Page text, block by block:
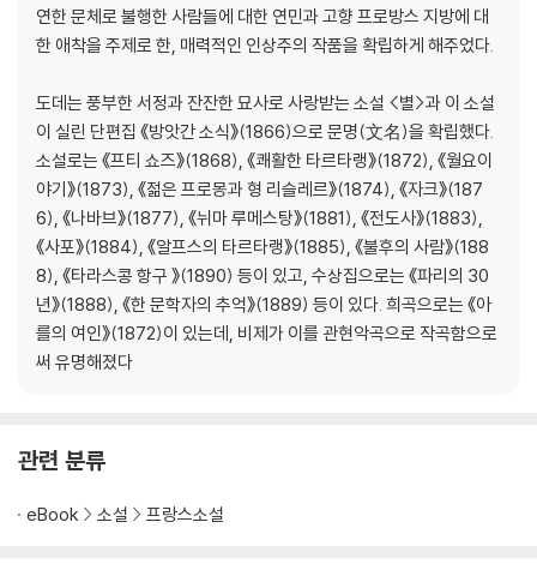
연한 문체로 불행한 사람들에 대한 연민과 고향 프로방스 지방에 대
한 애착을 주제로 한, 매력적인 인상주의 작품을 확립하게 해주었다.
도데는 풍부한 서정과 잔잔한 묘사로 사랑받는 소설 <별>과 이 소설
이 실린 단편집 《방앗간 소식》(1866)으로 문명(文名)을 확립했다.
소설로는 《프티 쇼즈》(1868), 《쾌활한 타르타랭》(1872), 《월요이
야기》(1873), 《젊은 프로몽과 형 리슬레르》(1874), 《자크》(187
6), 《나바브》(1877), 《뉘마 루메스탕》(1881), 《전도사》(1883),
《사포》(1884), 《알프스의 타르타랭》(1885), 《불후의 사람》(188
8), 《타라스콩 항구 》(1890) 등이 있고, 수상집으로는 《파리의 30
년》(1888), 《한 문학자의 추억》(1889) 등이 있다. 희곡으로는 《아
를의 여인》(1872)이 있는데, 비제가 이를 관현악곡으로 작곡함으로
써 유명해졌다
관련 분류
eBook 소설 프랑스소설